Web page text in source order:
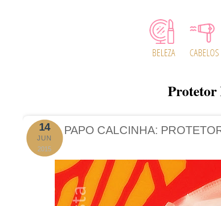
14
JUN
2015
PAPO CALCINHA: